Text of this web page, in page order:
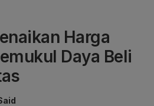
Harga
Daya Beli